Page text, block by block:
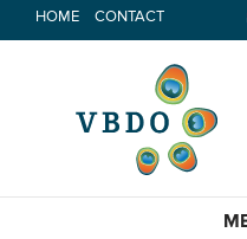
Spring
naar
HOME CONTACT